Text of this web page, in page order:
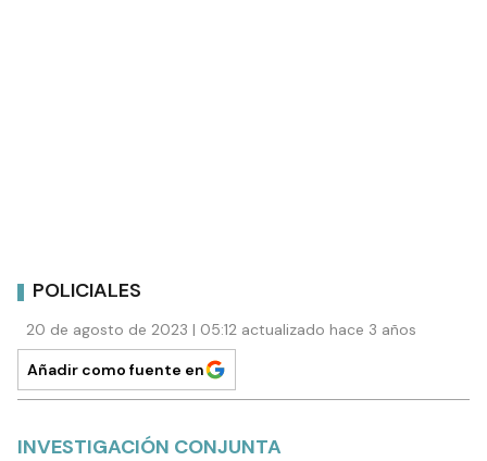
POLICIALES
20 de agosto de 2023 | 05:12 actualizado hace 3 años
Añadir como fuente en
INVESTIGACIÓN CONJUNTA